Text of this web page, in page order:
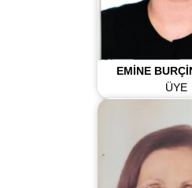
EMİNE
ÜYE